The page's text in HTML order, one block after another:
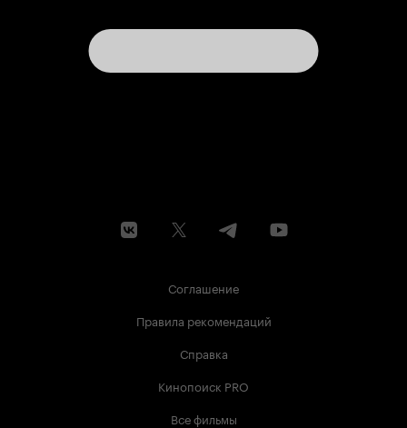
Соглашение
Правила рекомендаций
Справка
Кинопоиск PRO
Все фильмы